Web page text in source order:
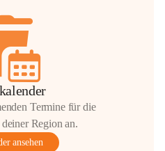
Termine für die
Region an.
ansehen